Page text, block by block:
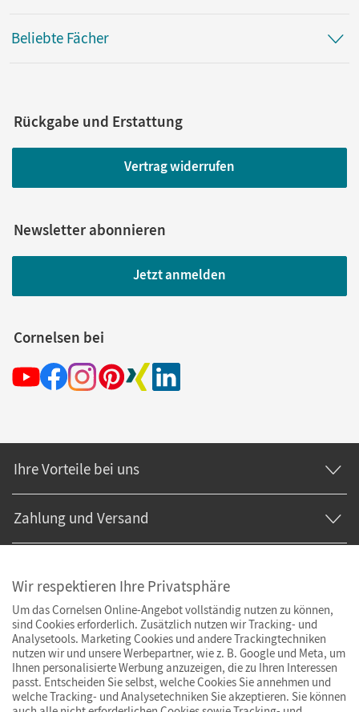
Beliebte Fächer
Rückgabe und Erstattung
Vertrag widerrufen
Newsletter abonnieren
Jetzt anmelden
Cornelsen bei
Ihre Vorteile bei uns
Zahlung und Versand
Wir respektieren Ihre Privatsphäre
Um das Cornelsen Online-Angebot vollständig nutzen zu können,
sind Cookies erforderlich. Zusätzlich nutzen wir Tracking- und
Analysetools. Marketing Cookies und andere Trackingtechniken
nutzen wir und unsere Werbepartner, wie z. B. Google und Meta, um
Ihnen personalisierte Werbung anzuzeigen, die zu Ihren Interessen
passt. Entscheiden Sie selbst, welche Cookies Sie annehmen und
welche Tracking- und Analysetechniken Sie akzeptieren. Sie können